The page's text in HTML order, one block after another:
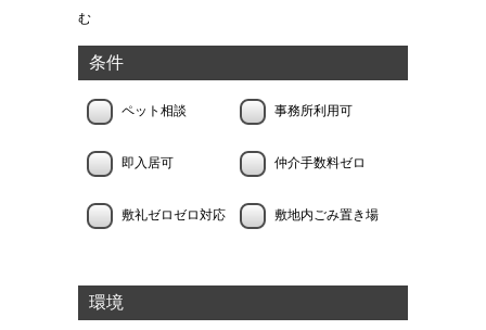
む
条件
ペット相談 事務所利用可
即入居可 仲介手数料ゼロ
敷礼ゼロゼロ対応 敷地内ごみ置き場
環境